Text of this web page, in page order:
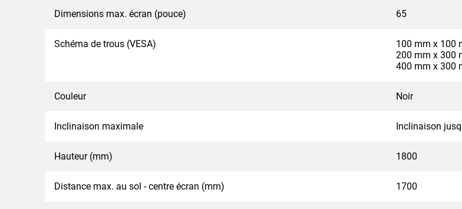
Dimensions max. écran (pouce) 65
Schéma de trous (VESA)
100 mm x 100
200 mm x 300
400 mm x 300
Couleur Noir
Inclinaison maximale Inclinaison
Hauteur (mm) 1800
Distance max. au sol - centre écran (mm) 1700